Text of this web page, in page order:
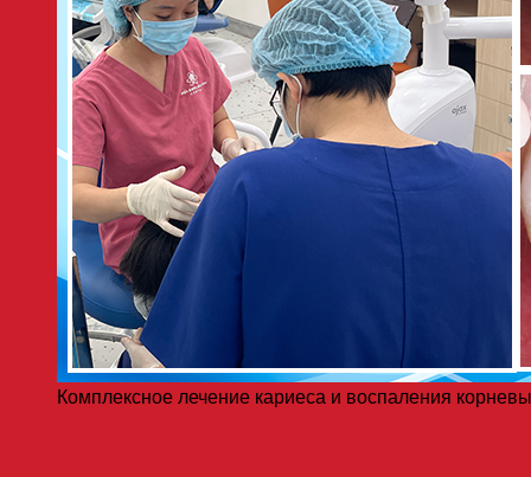
Комплексное лечение кариеса и воспаления